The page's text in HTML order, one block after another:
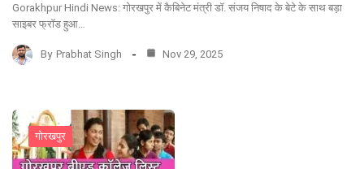
Gorakhpur Hindi News: गोरखपुर में कैबिनेट मंत्री डॉ. संजय निषाद के बेटे के साथ बड़ा
साइबर फ्रॉड हुआ…
By Prabhat Singh Nov 29, 2025
गोरखपुर